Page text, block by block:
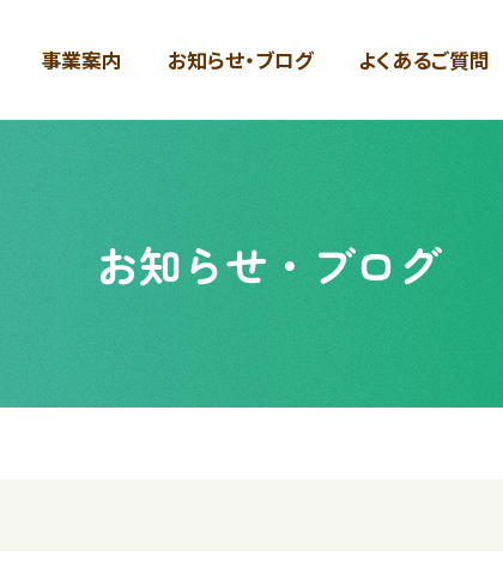
事業案内 お知らせ・ブログ よくあるご質問
お知らせ・ブログ